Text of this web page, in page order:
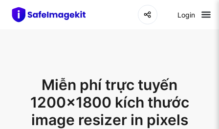
Login
Miễn phí trực tuyến
1200x1800 kích thước
image resizer in pixels